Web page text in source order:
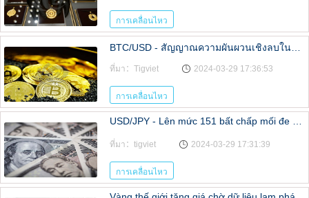
การเคลื่อนไหว
BTC/USD - สัญญาณความผันผวนเชิงลบในช่วงปลายเดือน
ที่มา：Tigviet 2024-03-29 17:36:53
การเคลื่อนไหว
ที่มา：tigviet 2024-03-29 17:31:39
การเคลื่อนไหว